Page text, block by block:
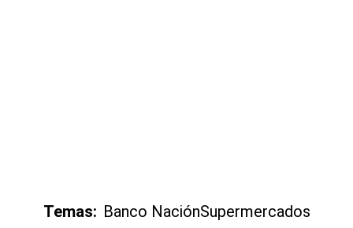
Temas: Banco NaciónSupermercados